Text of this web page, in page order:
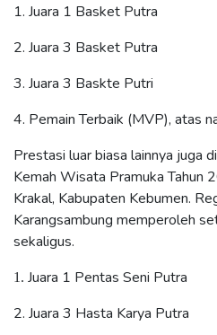
1. Juara 1 Basket Putra
2. Juara 3 Basket Putra
3. Juara 3 Baskte Putri
4. Pemain Terbaik (MVP), atas
Prestasi luar biasa lainnya juga
Kemah Wisata Pramuka Tahun
Krakal, Kabupaten Kebumen.
Karangsambung memperoleh
sekaligus.
1. Juara 1 Pentas Seni Putra
2. Juara 3 Hasta Karya Putra